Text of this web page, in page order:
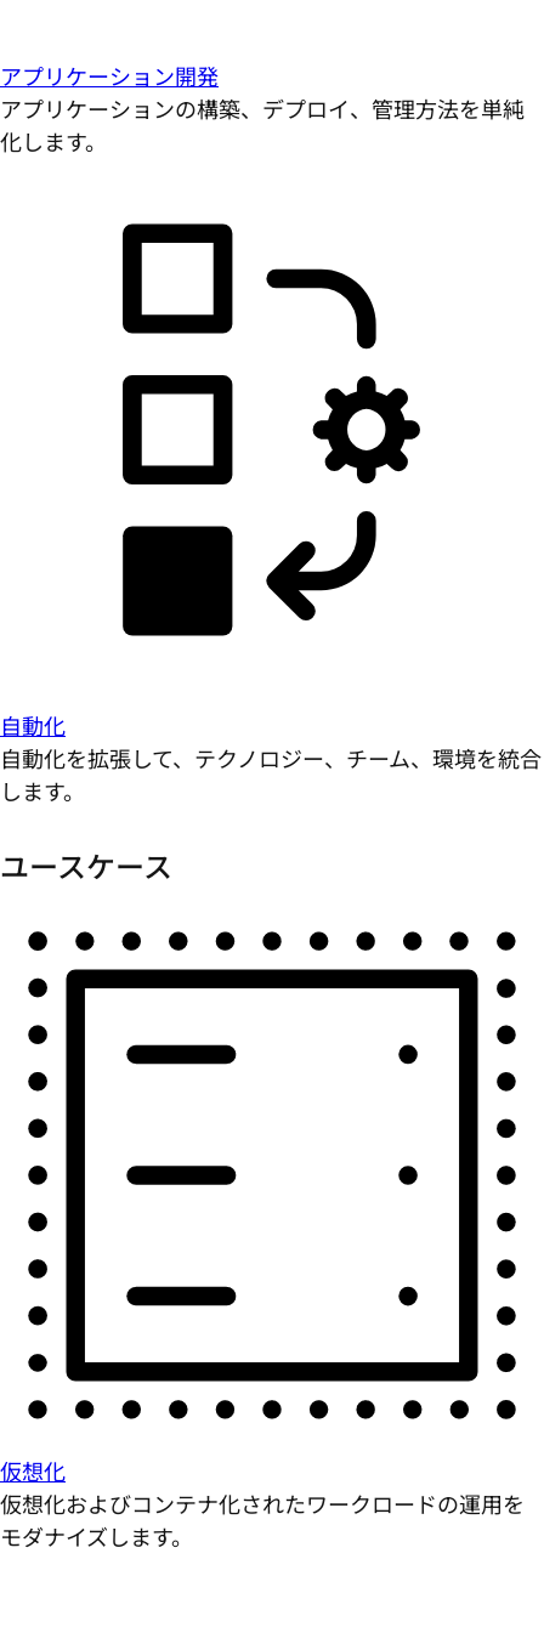
アプリケーション開発
アプリケーションの構築、デプロイ、管理方法を単純
化します。
自動化
自動化を拡張して、テクノロジー、チーム、環境を統合
します。
ユースケース
仮想化
仮想化およびコンテナ化されたワークロードの運用を
モダナイズします。